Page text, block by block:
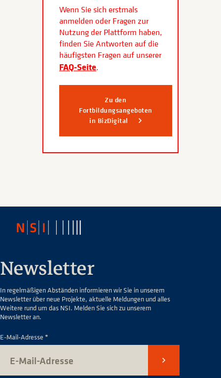
Wenn Sie sich erstmals
anmelden oder Fragen zur
Nutzung der Plattform haben,
finden Sie Antworten auf die
häufigsten Fragen auf unserer
FAQ-Seite.
Zu den
Fortbildungsangeboten
in BizDigital
Newsletter
In regelmäßigen Abständen informieren wir Sie in unserem
Newsletter über neue Projekte, aktuelle Meldungen und alles
Weitere rund um das NSI. Melden Sie sich zu unserem
Newsletter an.
E-Mail-Adresse *
Senden